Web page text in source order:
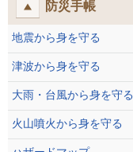
防災手帳
地震から身を守る
津波から身を守る
大雨・台風から身を守る
火山噴火から身を守る